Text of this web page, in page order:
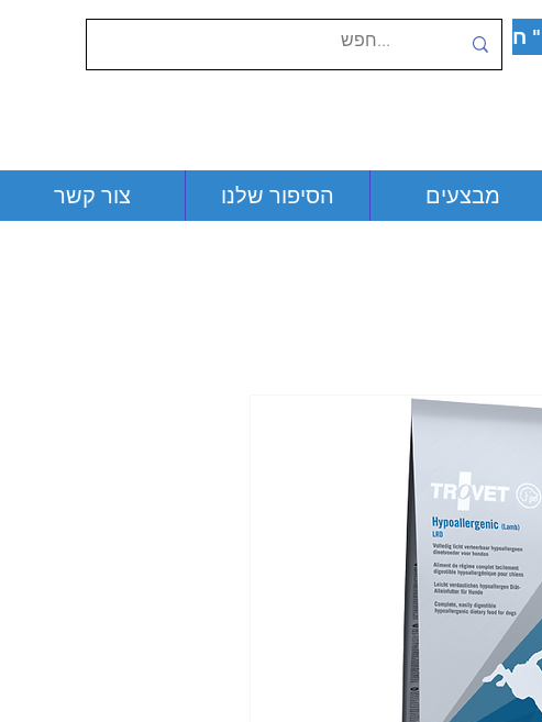
צור קשר הסיפור שלנו מבצעים